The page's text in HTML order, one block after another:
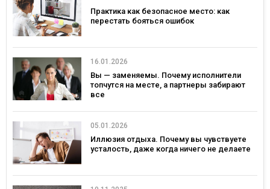
Практика как безопасное место: как
перестать бояться ошибок
16.01.2026
Вы — заменяемы. Почему исполнители
топчутся на месте, а партнеры забирают
все
05.01.2026
Иллюзия отдыха. Почему вы чувствуете
усталость, даже когда ничего не делаете